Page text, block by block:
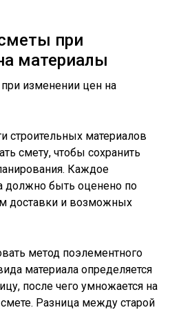
при
материалы
строительных материалов
смету, чтобы сохранить
Каждое
должно быть оценено по
доставки и возможных
метод поэлементного
материала определяется
после чего умножается на
Разница между старой